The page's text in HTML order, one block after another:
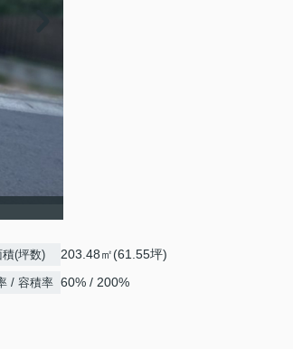
(坪数) 203.48㎡(61.55坪)
/ 容積率 60% / 200%